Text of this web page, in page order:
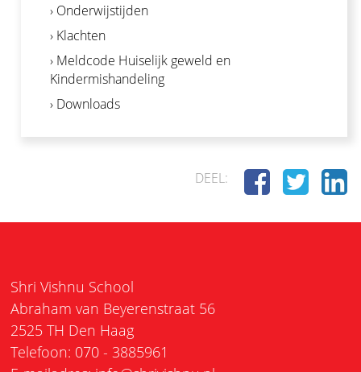
› Onderwijstijden
› Klachten
› Meldcode Huiselijk geweld en
Kindermishandeling
› Downloads
DEEL:
Shri Vishnu School
Abraham van Beyerenstraat 56
2525 TH Den Haag
Telefoon: 070 - 3885961